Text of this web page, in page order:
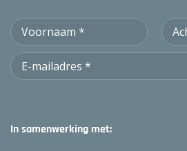
In samenwerking met: